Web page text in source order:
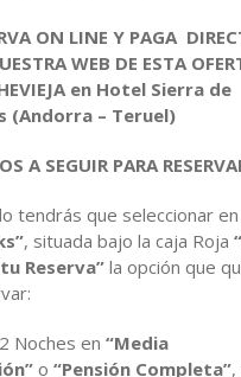
ON LINE Y PAGA
WEB DE ESTA
en Hotel Sierra de
(Andorra – Teruel)
A SEGUIR PARA
tendrás que seleccionar
, situada bajo la caja Roja
Reserva” la opción que
Noches en “Media
o “Pensión Completa”